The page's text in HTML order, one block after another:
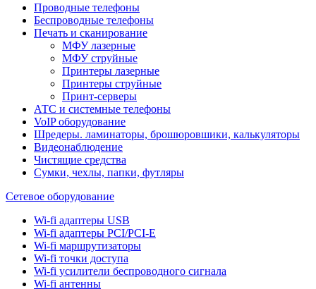
Проводные телефоны
Беспроводные телефоны
Печать и сканирование
МФУ лазерные
МФУ струйные
Принтеры лазерные
Принтеры струйные
Принт-серверы
АТС и системные телефоны
VoIP оборудование
Шредеры. ламинаторы, брошюровшики, калькуляторы
Видеонаблюдение
Чистящие средства
Сумки, чехлы, папки, футляры
Сетевое оборудование
Wi-fi адаптеры USB
Wi-fi адаптеры PCI/PCI-E
Wi-fi маршрутизаторы
Wi-fi точки доступа
Wi-fi усилители беспроводного сигнала
Wi-fi антенны